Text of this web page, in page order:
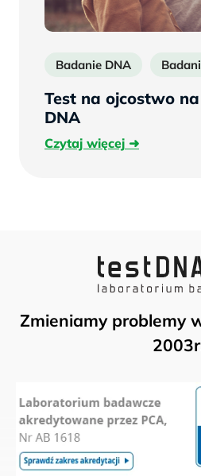
Badanie DNA
Test na ojcostwo
DNA
Czytaj więcejCzytaj
Zmieniamy problemy